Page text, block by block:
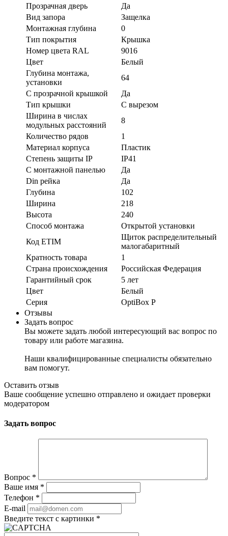
Прозрачная дверь
Да
Вид запора
Защелка
Монтажная глубина
0
Тип покрытия
Крышка
Номер цвета RAL
9016
Цвет
Белый
Глубина монтажа,
установки
64
С прозрачной крышкой
Да
Тип крышки
С вырезом
Ширина в числах
модульных расстояний
8
Количество рядов
1
Материал корпуса
Пластик
Степень защиты IP
IP41
С монтажной панелью
Да
Din рейка
Да
Глубина
102
Ширина
218
Высота
240
Способ монтажа
Открытой установки
Код ETIM
Щиток распределительный
малогабаритный
Кратность товара
1
Страна происхождения
Российская Федерация
Гарантийный срок
5 лет
Цвет
Белый
Серия
OptiBox P
Отзывы
Задать вопрос
Вы можете задать любой интересующий вас вопрос по
товару или работе магазина.
Наши квалифицированные специалисты обязательно
вам помогут.
Оставить отзыв
Ваше сообщение успешно отправлено и ожидает проверки
модератором
Задать вопрос
Вопрос *
Ваше имя *
Телефон *
E-mail
Введите текст с картинки *